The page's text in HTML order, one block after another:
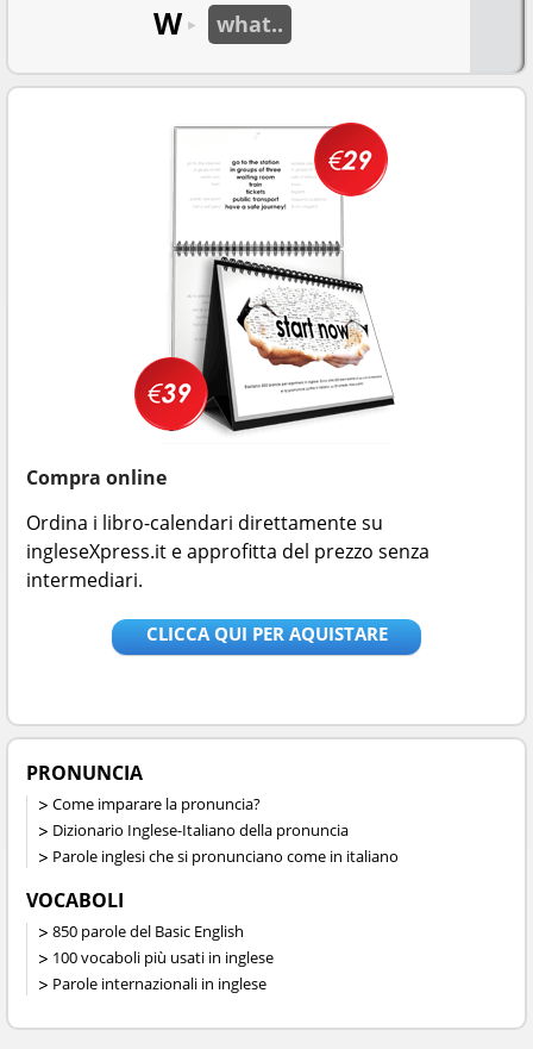
W ► what..
Compra online
Ordina i libro-calendari direttamente su
ingleseXpress.it e approfitta del prezzo senza
intermediari.
CLICCA QUI PER AQUISTARE
PRONUNCIA
Come imparare la pronuncia?
Dizionario Inglese-Italiano della pronuncia
Parole inglesi che si pronunciano come in italiano
VOCABOLI
850 parole del Basic English
100 vocaboli più usati in inglese
Parole internazionali in inglese